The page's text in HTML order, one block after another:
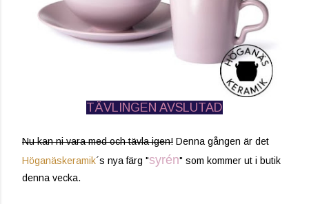
TÄVLINGEN AVSLUTAD
Nu kan ni vara med och tävla igen! Denna gången är det
Höganäskeramik´s nya färg "syrén" som kommer ut i butik
denna vecka.